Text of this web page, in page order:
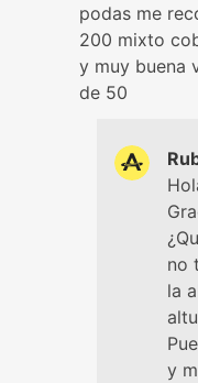
podas me
200 mixto
y muy buena
de 50
no
la
y